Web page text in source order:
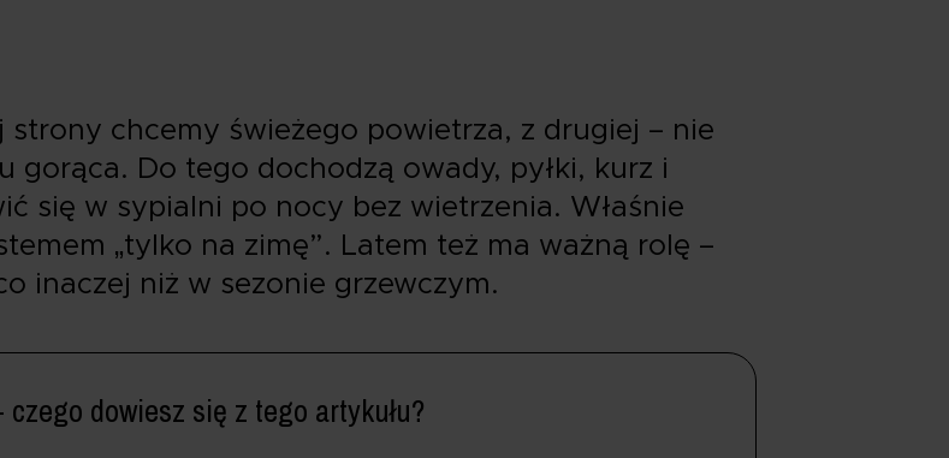
chcemy świeżego powietrza, z drugiej – nie
gorąca. Do tego dochodzą owady, pyłki, kurz i
się w sypialni po nocy bez wietrzenia. Właśnie
„tylko na zimę”. Latem też ma ważną rolę –
inaczej niż w sezonie grzewczym.
dowiesz się z tego artykułu?